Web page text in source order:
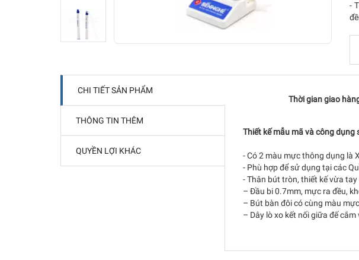
-
CHI TIẾT SẢN PHẨM
THÔNG TIN THÊM
QUYỀN LỢI KHÁC
Thời gian giao
Thiết kế mẫu mã và công dụng
- Có 2 màu mực thông dụng là
- Phù hợp để sử dụng tại các
- Thân bút tròn, thiết kế vừa
– Đầu bi 0.7mm, mực ra đều,
– Bút bàn đôi có cùng màu
– Dây lò xo kết nối giữa đế